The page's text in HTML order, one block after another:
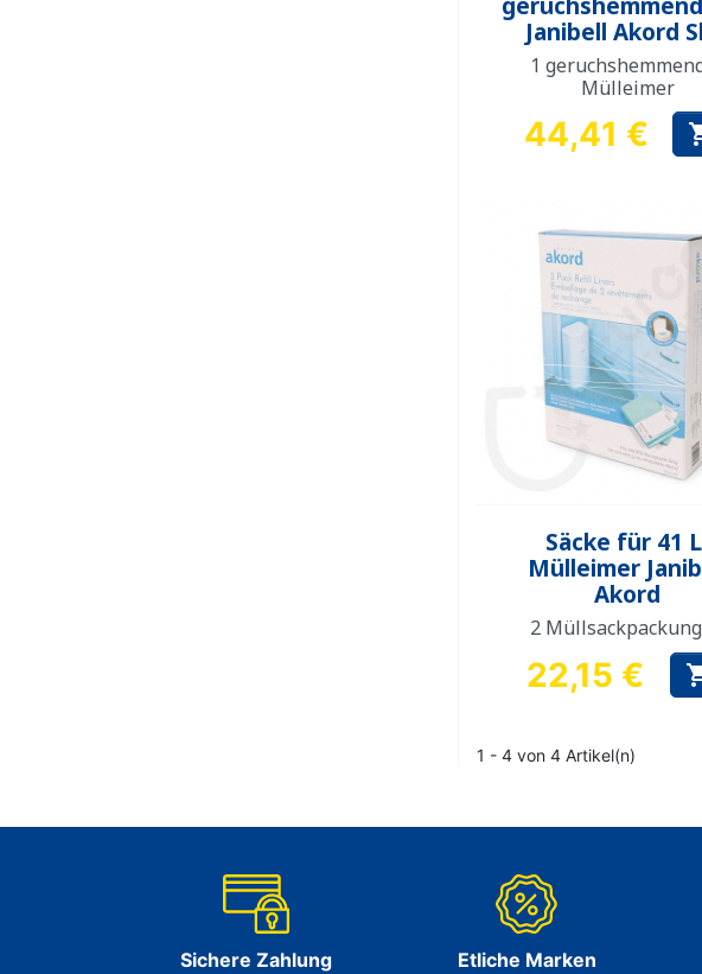
Janibell Akord
1
Mülleimer
Preis
44,41 €
Vorschau
Säcke für 41
Mülleimer
Akord
2
Preis
22,15 €
1 - 4 von 4 Artikel(n)
Sichere Zahlung
Etliche Marken